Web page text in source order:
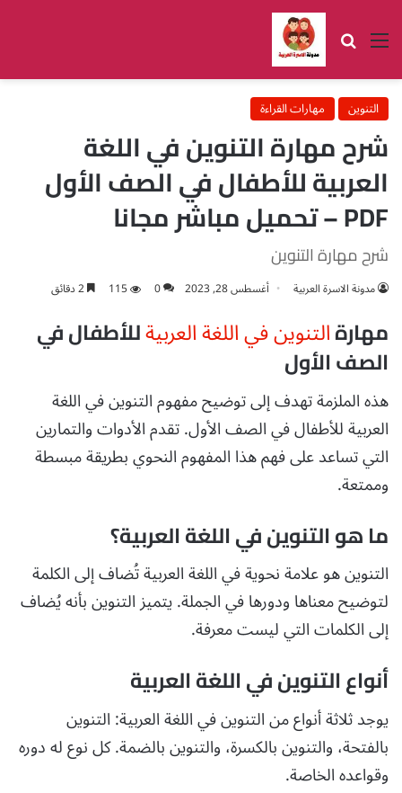
القائمة بحث عن
التنوين مهارات القراءة
شرح مهارة التنوين في اللغة
العربية للأطفال في الصف الأول
PDF – تحميل مباشر مجانا
شرح مهارة التنوين
مدونة الاسرة العربية أغسطس 28, 2023 0
115
مهارةالتنوين في اللغة العربيةللأطفال في
الصف الأول
هذه الملزمة تهدف إلى توضيح مفهوم التنوين في اللغة
العربية للأطفال في الصف الأول. تقدم الأدوات والتمارين
التي تساعد على فهم هذا المفهوم النحوي بطريقة مبسطة
وممتعة.
ما هو التنوين في اللغة العربية؟
التنوين هو علامة نحوية في اللغة العربية تُضاف إلى الكلمة
لتوضيح معناها ودورها في الجملة. يتميز التنوين بأنه يُضاف
إلى الكلمات التي ليست معرفة.
أنواع التنوين في اللغة العربية
يوجد ثلاثة أنواع من التنوين في اللغة العربية: التنوين
بالفتحة، والتنوين بالكسرة، والتنوين بالضمة. كل نوع له دوره
وقواعده الخاصة.